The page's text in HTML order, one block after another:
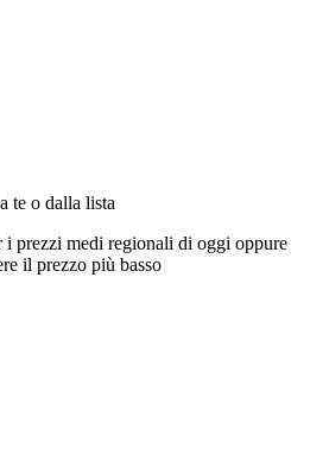
te o dalla lista
i prezzi medi regionali di oggi oppure
il prezzo più basso